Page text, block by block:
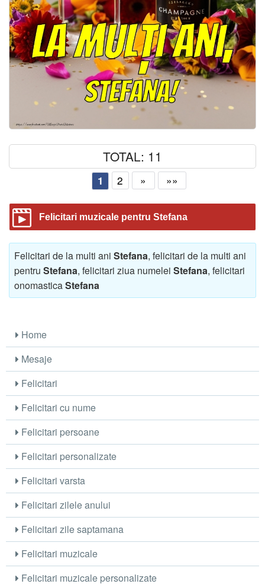
TOTAL: 11
1 2 » »»
Felicitari muzicale pentru Stefana
Felicitari de la multi ani Stefana, felicitari de la multi ani
pentru Stefana, felicitari ziua numelei Stefana, felicitari
onomasticaStefana
Home
Mesaje
Felicitari
Felicitari cu nume
Felicitari persoane
Felicitari personalizate
Felicitari varsta
Felicitari zilele anului
Felicitari zile saptamana
Felicitari muzicale
Felicitari muzicale personalizate